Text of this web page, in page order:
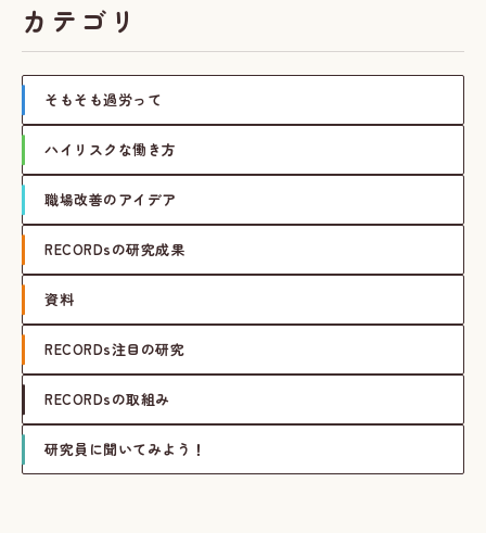
カテゴリ
そもそも過労って
ハイリスクな働き方
職場改善のアイデア
RECORDsの研究成果
資料
RECORDs注目の研究
RECORDsの取組み
研究員に聞いてみよう！